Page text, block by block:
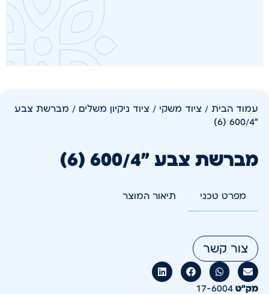
עמוד הבית / ציוד משקי / ציוד ניקיון משלים / מברשת צבע
"600/4 (6)
מברשת צבע "600/4 (6)
מפרט טכני תיאור המוצר
צור קשר
מק״ט 17-6004